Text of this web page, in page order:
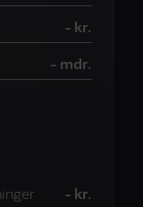
- kr.
- mdr.
- kr.